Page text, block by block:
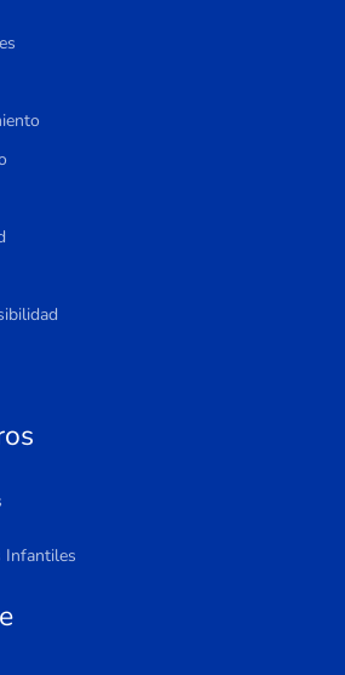
Infantiles